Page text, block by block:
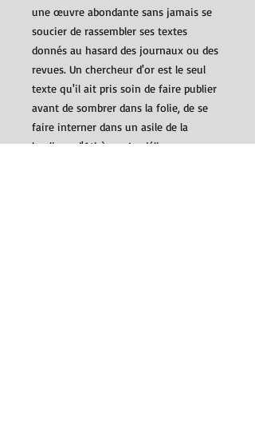
une œuvre abondante sans jamais se
soucier de rassembler ses textes
donnés au hasard des journaux ou des
revues. Un chercheur d'or est le seul
texte qu'il ait pris soin de faire publier
avant de sombrer dans la folie, de se
faire interner dans un asile de la
banlieue d'Athènes. Le délire